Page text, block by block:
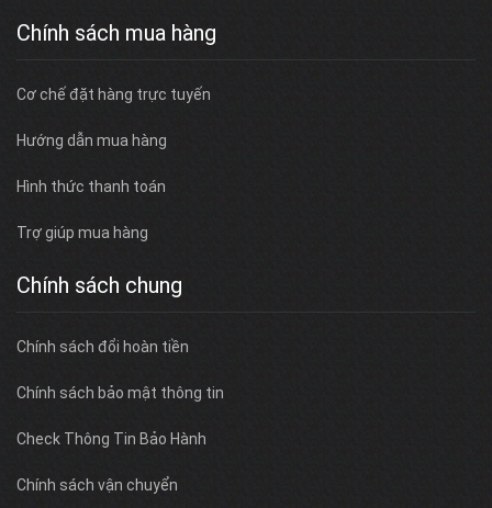
Chính sách mua hàng
Cơ chế đặt hàng trực tuyến
Hướng dẫn mua hàng
Hình thức thanh toán
Trợ giúp mua hàng
Chính sách chung
Chính sách đổi hoàn tiền
Chính sách bảo mật thông tin
Check Thông Tin Bảo Hành
Chính sách vận chuyển